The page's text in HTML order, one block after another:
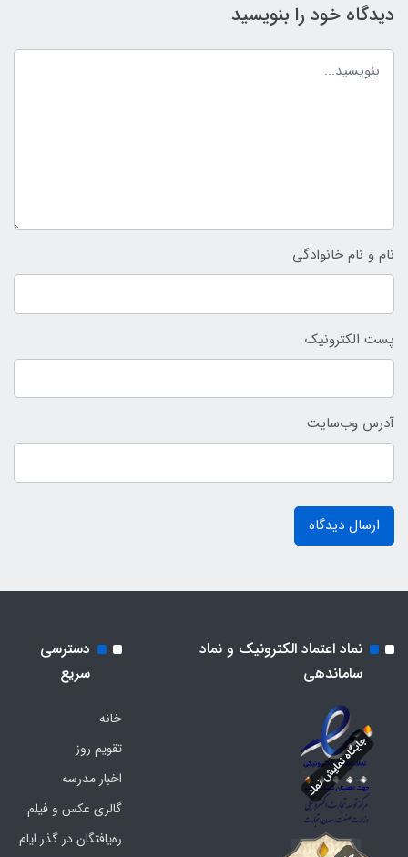
دیدگاه خود را بنویسید
نام و نام خانوادگی
پست الکترونیک
آدرس وب‌سایت
ارسال دیدگاه
نماد اعتماد الکترونیک و نماد
ساماندهی
دسترسی
سریع
خانه
تقویم روز
اخبار مدرسه
گالری عکس و فیلم
ره‌یافتگان در گذر ایام